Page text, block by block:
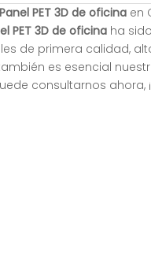
Panel PET 3D de oficina en
PET 3D de oficina ha
de primera calidad,
es esencial
consultarnos ahora,